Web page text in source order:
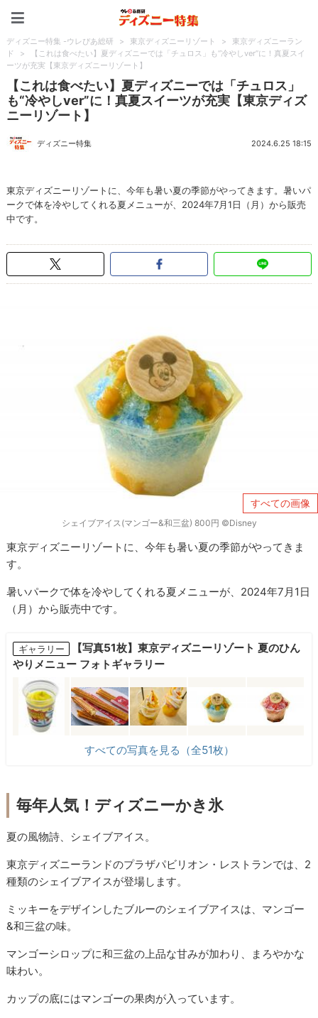
ディズニー特集 -ウレぴあ総研 > 東京ディズニーリゾート >
東京ディズニーラン
ド
>
【これは食べたい】夏ディズニーでは「チュロス」も“冷やしver”に！真夏スイ
ーツが充実【東京ディズニーリゾート】
【これは食べたい】夏ディズニーでは「チュロス」
も“冷やしver”に！真夏スイーツが充実【東京ディズ
ニーリゾート】
ディズニー特集 2024.6.25 18:15
東京ディズニーリゾートに、今年も暑い夏の季節がやってきます。暑いパ
ークで体を冷やしてくれる夏メニューが、2024年7月1日（月）から販売
中です。
すべての画像
シェイブアイス(マンゴー&和三盆) 800円 ©Disney
東京ディズニーリゾートに、今年も暑い夏の季節がやってきま
す。
暑いパークで体を冷やしてくれる夏メニューが、2024年7月1日
（月）から販売中です。
ギャラリー
【写真51枚】東京ディズニーリゾート 夏のひん
やりメニュー フォトギャラリー
すべての写真を見る（全51枚）
毎年人気！ディズニーかき氷
夏の風物詩、シェイブアイス。
東京ディズニーランドのプラザパビリオン・レストランでは、2
種類のシェイブアイスが登場します。
ミッキーをデザインしたブルーのシェイブアイスは、マンゴー
&和三盆の味。
マンゴーシロップに和三盆の上品な甘みが加わり、まろやかな
味わい。
カップの底にはマンゴーの果肉が入っています。